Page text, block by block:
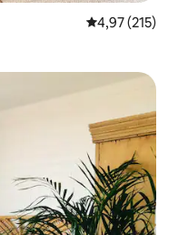
Gemiddelde
4,97 (215)